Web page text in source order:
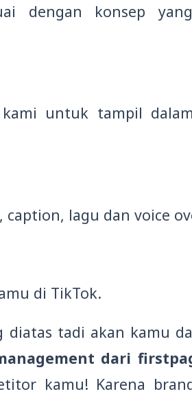
dengan konsep
untuk tampil
lagu dan voice
di TikTok.
diatas tadi akan kamu
dari
kamu! Karena